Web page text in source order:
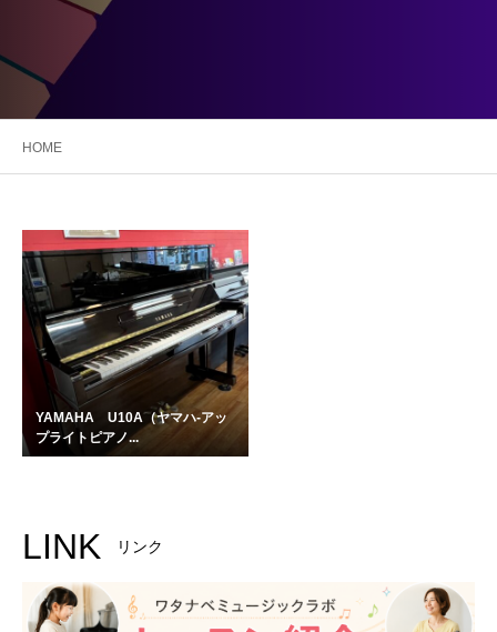
HOME
YAMAHA U10A（ヤマハ-アッ
プライトピアノ...
LINK リンク